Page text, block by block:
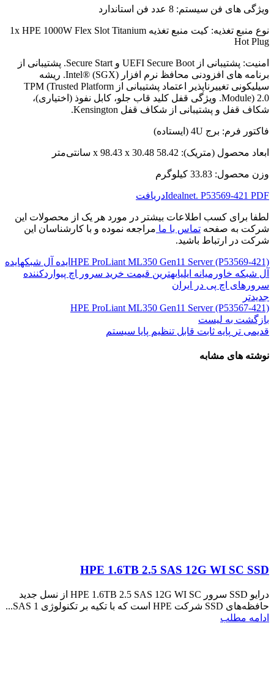
ویژگی های فن سیستم: 8 عدد فن استاندارد
نوع منبع تغذیه: کیت منبع تغذیه 1x HPE 1000W Flex Slot Titanium
Hot Plug
امنیت: پشتیبانی از UEFI Secure Boot و Secure Start. پشتیبانی از
برنامه های افزودنی محافظ نرم افزار Intel® (SGX). ریشه
سیلیکونی تغییرناپذیر اعتماد پشتیبانی از TPM (Trusted Platform
Module) 2.0. ویژگی قفل کلید قاب جلو، کابل نفوذ (اختیاری)،
شکاف قفل و پشتیبانی از شکاف قفل Kensington.
فاکتور فرم: برج 4U (ایستاده)
ابعاد محصول (متریک): 58.42 x 98.43 x 30.48 سانتی‌متر
وزن محصول: 33.83 کیلوگرم
Idealnet. P53569-421 PDFدریافت
لطفا برای کسب اطلاعات بیشتر در مورد هر یک از محصولات این
شرکت به صفحه تماس با ما مراجعه نموده و با کارشناسان این
شرکت در ارتباط باشید.
HPE ProLiant ML350 Gen11 Server (P53569-421) ایده آل شبکهایده
آل شبکه خاورمیانه ایلیابهترین قیمت خرید سرور اچ پیواردکننده
سرورهای اچ پی در ایران
جدیدتر
HPE ProLiant ML350 Gen11 Server (P53567-421)
بازگشت به لیست
قدیمی تر پایه ثابت قابل تنظیم پایا سیستم
نوشته های مشابه
HPE 1.6TB 2.5 SAS 12G WI SC SSD
درایو SSD سرور HPE 1.6TB 2.5 SAS 12G WI SC از نسل جدید
حافظه‌های SSD شرکت HPE است که با تکیه بر تکنولوژی SAS 1...
ادامه مطلب